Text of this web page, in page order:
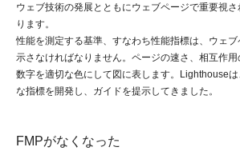
ウェブ技術の発展とともにウェブページで重要視
ります。
性能を測定する基準、すなわち性能指標は、ウェ
示さなければなりません。ページの速さ、相互作用
数字を適切な色にして図に表します。Lighthouse
な指標を開発し、ガイドを提示してきました。
FMPがなくなった